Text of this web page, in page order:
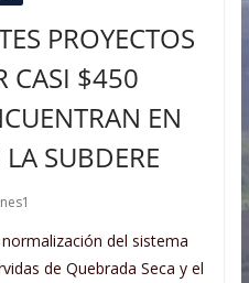
PROYECTOS
CASI $450
EN
SUBDERE
del sistema
de Quebrada Seca y el